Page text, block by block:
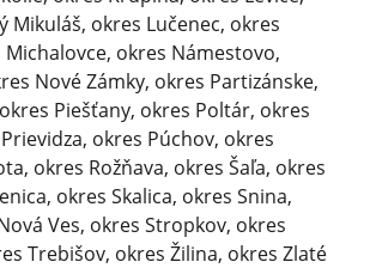
Mikuláš, okres Lučenec, okres
Michalovce, okres Námestovo,
Nové Zámky, okres Partizánske,
Piešťany, okres Poltár, okres
okres Púchov, okres
okres Rožňava, okres Šaľa, okres
okres Skalica, okres Snina,
Ves, okres Stropkov, okres
Trebišov, okres Žilina, okres Zlaté